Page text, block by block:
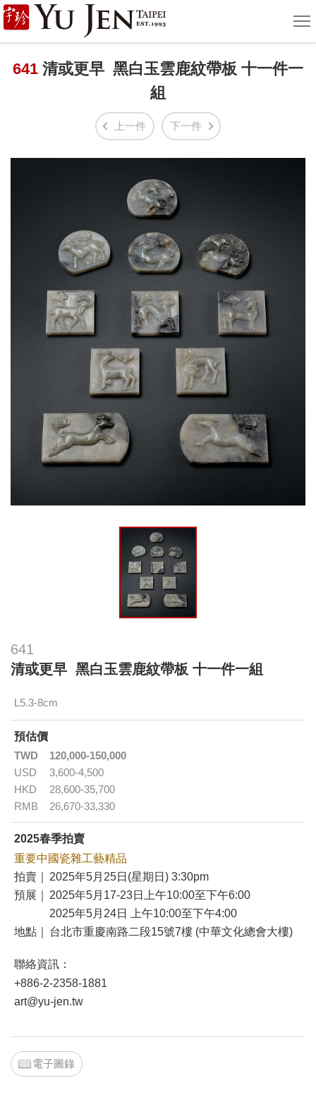
宇
珍
國
術
Taipei
單
641 清或更早 黑白玉雲鹿紋帶板 十一件一
組
上一件 下一件
641
清或更早 黑白玉雲鹿紋帶板 十一件一組
L5.3-8cm
預估價
TWD
120,000-150,000
USD
3,600-4,500
HKD
28,600-35,700
RMB
26,670-33,330
2025春季拍賣
重要中國瓷雜工藝精品
拍賣｜
2025年5月25日(星期日) 3:30pm
預展｜
2025年5月17-23日上午10:00至下午6:00
2025年5月24日 上午10:00至下午4:00
地點｜
台北市重慶南路二段15號7樓 (中華文化總會大樓)
聯絡資訊：
+886-2-2358-1881
art@yu-jen.tw
電子圖錄